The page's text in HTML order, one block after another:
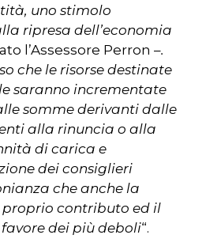
uno stimolo
ripresa dell’economia
l’Assessore Perron –.
che le risorse destinate
saranno incrementate
somme derivanti dalle
alla rinuncia o alla
di carica e
dei consiglieri
che anche la
contributo ed il
dei più deboli“.